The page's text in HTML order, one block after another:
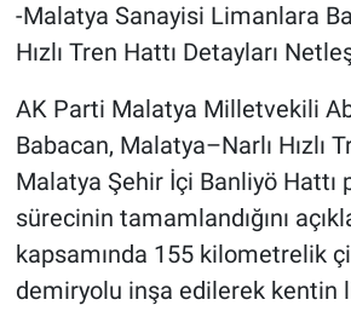
-Malatya Sanayisi Limanlara
Hızlı Tren Hattı Detayları
AK Parti Malatya Milletvekili
Babacan, Malatya–Narlı Hızlı
Malatya Şehir İçi Banliyö Hattı
sürecinin tamamlandığını
kapsamında 155 kilometrelik
demiryolu inşa edilerek kentin